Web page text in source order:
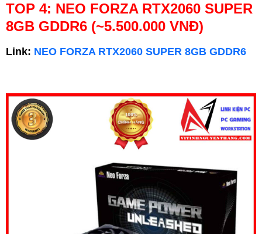
TOP 4: NEO FORZA RTX2060 SUPER
8GB GDDR6 (~5.500.000 VNĐ)
Link: NEO FORZA RTX2060 SUPER 8GB GDDR6